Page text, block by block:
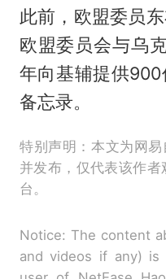
此前，欧盟委员
欧盟委员会与乌
年向基辅提供
备忘录。
特别声明：本文为网
并发布，仅代表该作
台。
Notice: The content
and videos if any) is